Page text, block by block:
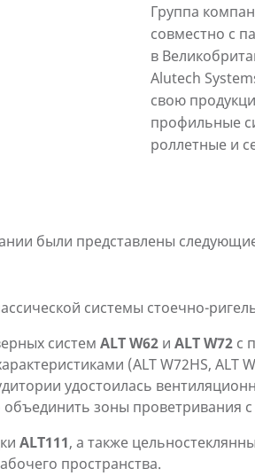
Группа
совместно с
в
Alutech
свою
профильные
роллетные и
были представлены
системы стоечно-
систем ALT W62 и ALT W72 с
(ALT W72HS, ALT
удостоилась
зоны проветривания
ALT111, а также
пространства.